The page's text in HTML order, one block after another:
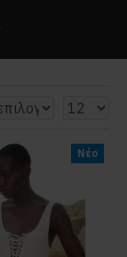
Νέο